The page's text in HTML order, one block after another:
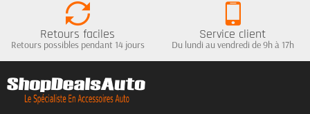
Retours faciles
Retours possibles pendant 14 jours
Service client
Du lundi au vendredi de 9h à 17h